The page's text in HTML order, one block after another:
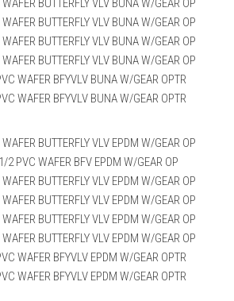
BUTTERFLY VLV BUNA W/GEAR OP
BUTTERFLY VLV BUNA W/GEAR OP
BUTTERFLY VLV BUNA W/GEAR OP
BUTTERFLY VLV BUNA W/GEAR OP
WAFER BFYVLV BUNA W/GEAR OPTR
WAFER BFYVLV BUNA W/GEAR OPTR
BUTTERFLY VLV EPDM W/GEAR OP
2 PVC WAFER BFV EPDM W/GEAR OP
BUTTERFLY VLV EPDM W/GEAR OP
BUTTERFLY VLV EPDM W/GEAR OP
BUTTERFLY VLV EPDM W/GEAR OP
BUTTERFLY VLV EPDM W/GEAR OP
WAFER BFYVLV EPDM W/GEAR OPTR
WAFER BFYVLV EPDM W/GEAR OPTR